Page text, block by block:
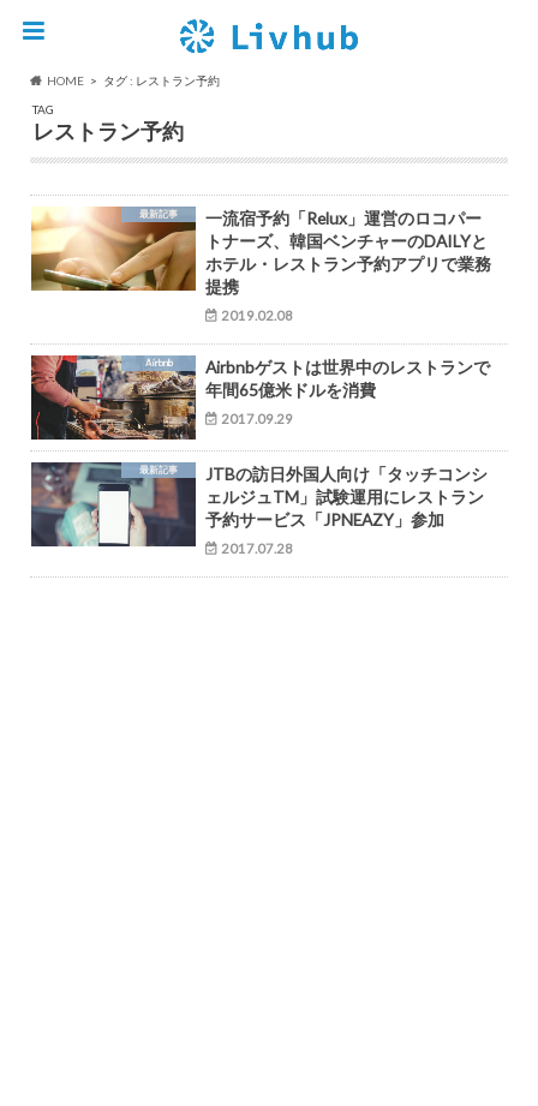
HOME
タグ : レストラン予約
TAG
レストラン予約
最新記事
一流宿予約「Relux」運営のロコパー
トナーズ、韓国ベンチャーのDAILYと
ホテル・レストラン予約アプリで業務
提携
2019.02.08
Airbnb
Airbnbゲストは世界中のレストランで
年間65億米ドルを消費
2017.09.29
最新記事
JTBの訪日外国人向け「タッチコンシ
ェルジュTM」試験運用にレストラン
予約サービス「JPNEAZY」参加
2017.07.28